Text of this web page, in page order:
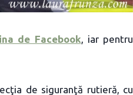
de Facebook , iar pentru
de siguranţă rutieră, cu